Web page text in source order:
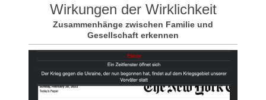
Wirkungen der Wirklichkeit
Zusammenhänge zwischen Familie und
Gesellschaft erkennen